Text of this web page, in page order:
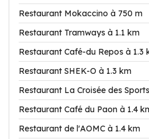
Restaurant Mokaccino à 750 m
Restaurant Tramways à 1.1 km
Restaurant Café-du Repos à 1.3
Restaurant SHEK-O à 1.3 km
Restaurant La Croisée des
Restaurant Café du Paon à 1.4
Restaurant de l'AOMC à 1.4 km